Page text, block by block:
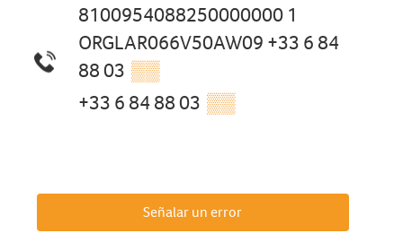
8100954088250000000 1
ORGLAR066V50AW09 +33 6 84
88 03 ▒▒
+33 6 84 88 03 ▒▒
Señalar un error